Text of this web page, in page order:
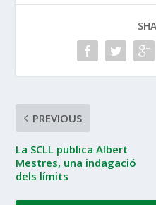
PREVIOUS
La SCLL publica Albert
Mestres, una indagació
dels límits